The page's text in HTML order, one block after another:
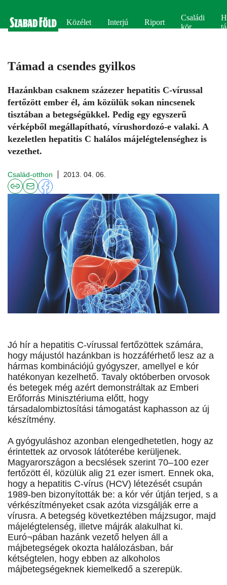
Közélet Interjú Riport
Családi
kör
Támad a csendes gyilkos
Hazánkban csaknem százezer hepatitis C-vírussal
fertőzött ember él, ám közülük sokan nincsenek
tisztában a betegségükkel. Pedig egy egyszerű
vérképből megállapítható, vírushordozó-e valaki. A
kezeletlen hepatitis C halálos májelégtelenséghez is
vezethet.
Család-otthon 2013. 04. 06.
Jó hír a hepatitis C-vírussal fertőzöttek számára,
hogy májustól hazánkban is hozzáférhető lesz az a
hármas kombinációjú gyógyszer, amellyel e kór
hatékonyan kezelhető. Tavaly októberben orvosok
és betegek még azért demonstráltak az Emberi
Erőforrás Minisztériuma előtt, hogy
társadalombiztosítási támogatást kaphasson az új
készítmény.
A gyógyuláshoz azonban elengedhetetlen, hogy az
érintettek az orvosok látóterébe kerüljenek.
Magyarországon a becslések szerint 70–100 ezer
fertőzött él, közülük alig 21 ezer ismert. Ennek oka,
hogy a hepatitis C-vírus (HCV) létezését csupán
1989-ben bizonyították be: a kór vér útján terjed, s a
vérkészítményeket csak azóta vizsgálják erre a
vírusra. A betegség következtében májzsugor, majd
májelégtelenség, illetve májrák alakulhat ki.
Euró¬pában hazánk vezető helyen áll a
májbetegségek okozta halálozásban, bár
kétségtelen, hogy ebben az alkoholos
májbetegségeknek kiemelkedő a szerepük.